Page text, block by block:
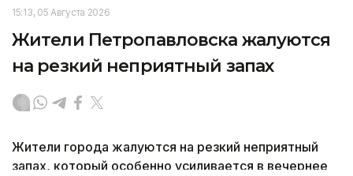
15:13, 05 Августа 2026
Жители Петропавловска жалуются
на резкий неприятный запах
Жители города жалуются на резкий неприятный
запах, который особенно усиливается в вечернее